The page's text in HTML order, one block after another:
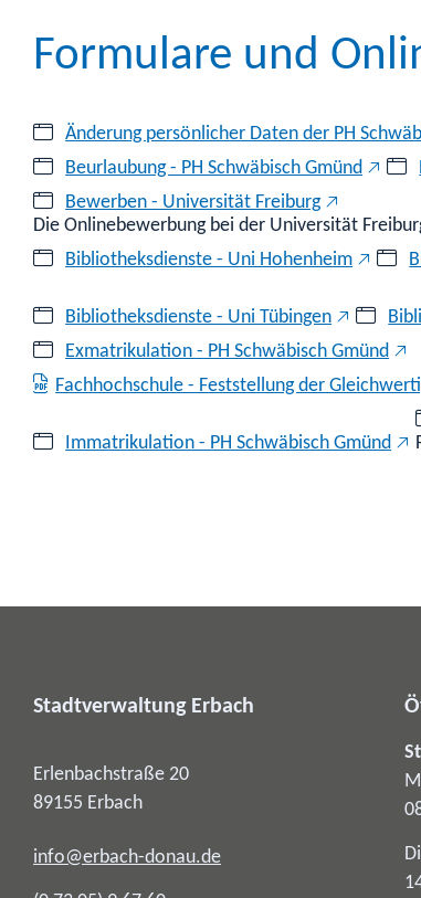
Formulare und
Änderung persönlicher Daten der PH
Beurlaubung - PH Schwäbisch Gmünd
Bewerben - Universität Freiburg
Die Onlinebewerbung bei der Universität
Bibliotheksdienste - Uni Hohenheim
Bibliotheksdienste - Uni Tübingen
Exmatrikulation - PH Schwäbisch Gmünd
Fachhochschule - Feststellung der
Immatrikulation - PH Schwäbisch Gmünd
Stadtverwaltung Erbach
Erlenbachstraße 20
89155 Erbach
info@erbach-donau.de